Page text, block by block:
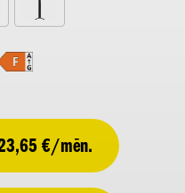
23,65 €/mēn.